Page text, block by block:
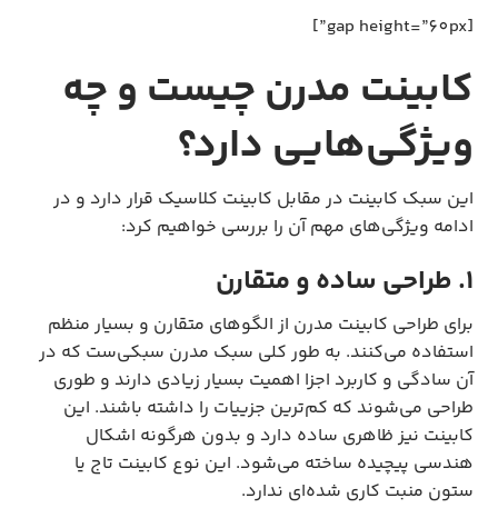
[gap height=”60px”]
کابینت مدرن چیست و چه
ویژگی‌هایی دارد؟
این سبک کابینت در مقابل کابینت کلاسیک قرار دارد و در
ادامه ویژگی‌های مهم آن را بررسی خواهیم کرد:
1. طراحی ساده و متقارن
برای طراحی کابینت مدرن از الگوهای متقارن و بسیار منظم
استفاده می‌کنند. به طور کلی سبک مدرن سبکی‌ست که در
آن سادگی و کاربرد اجزا اهمیت بسیار زیادی دارند و طوری
طراحی می‌شوند که کم‌ترین جزییات را داشته باشند. این
کابینت نیز ظاهری ساده دارد و بدون هرگونه اشکال
هندسی پیچیده ساخته می‌شود. این نوع کابینت تاج یا
ستون منبت کاری شده‌ای ندارد.